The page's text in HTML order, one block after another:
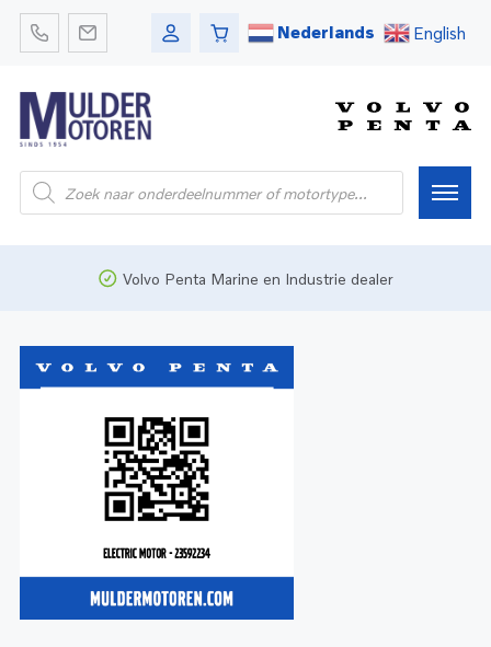
Nederlands English
Onderdelen
Bedrijfsvaart
Onderdelen
Motoren
Onderdelen
Service
Service en onderhoud
Volvo Penta Marine en Industrie dealer